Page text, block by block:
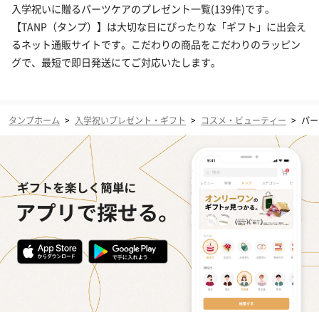
入学祝いに贈るパーツケアのプレゼント一覧(139件)です。
【TANP（タンプ）】は大切な日にぴったりな「ギフト」に出会え
るネット通販サイトです。こだわりの商品をこだわりのラッピン
グで、最短で即日発送にてご対応いたします。
タンプホーム > 入学祝いプレゼント・ギフト > コスメ・ビューティー > パ